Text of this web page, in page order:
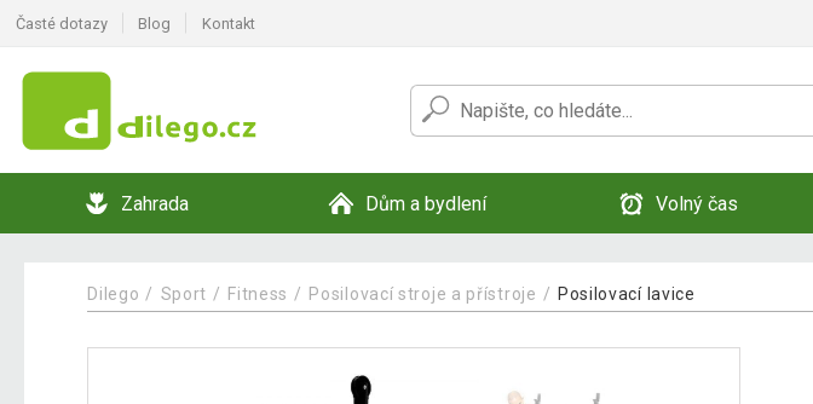
Časté dotazy Blog Kontakt
Zahrada Dům a bydlení Volný čas
Dilego Sport Fitness Posilovací stroje a přístroje Posilovací lavice